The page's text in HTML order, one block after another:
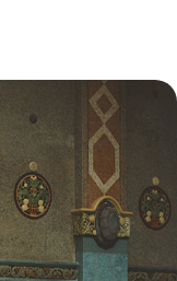
cavaliers et de leurs
qui borde la